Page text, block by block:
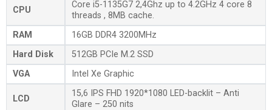
CPU
Core i5-1135G7 2,4Ghz up to 4.2GHz 4 core 8
threads , 8MB cache.
RAM
16GB DDR4 3200MHz
Hard Disk
512GB PCIe M.2 SSD
VGA
Intel Xe Graphic
LCD
15,6 IPS FHD 1920*1080 LED-backlit – Anti
Glare – 250 nits